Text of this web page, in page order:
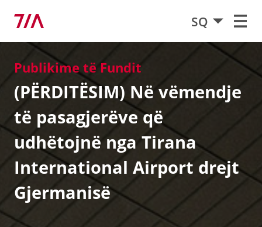
SQ
Publikime të Fundit
(PËRDITËSIM) Në vëmendje
të pasagjerëve që
udhëtojnë nga Tirana
International Airport drejt
Gjermanisë